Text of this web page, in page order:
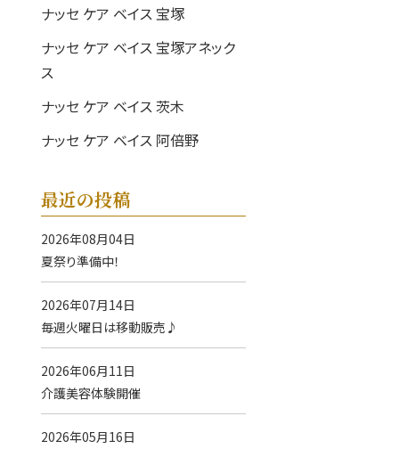
ナッセ ケア ベイス 宝塚
ナッセ ケア ベイス 宝塚アネック
ス
ナッセ ケア ベイス 茨木
ナッセ ケア ベイス 阿倍野
最近の投稿
2026年08月04日
夏祭り準備中！
2026年07月14日
毎週火曜日は移動販売♪
2026年06月11日
介護美容体験開催
2026年05月16日